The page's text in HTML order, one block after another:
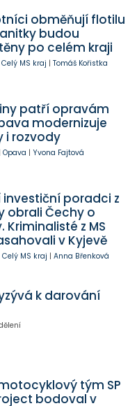
obměňují flotilu
budou
po celém kraji
Celý MS kraj | Tomáš Kořistka
patří opravám
modernizuje
i rozvody
Opava | Yvona Fajtová
investiční poradci z
obrali Čechy o
Kriminalisté z MS
v Kyjevě
Celý MS kraj | Anna Břenková
k darování
tým SP
bodoval v